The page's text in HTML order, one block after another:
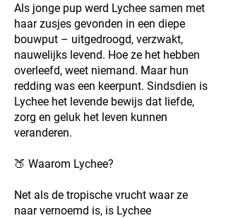
Als jonge pup werd Lychee samen met
haar zusjes gevonden in een diepe
bouwput – uitgedroogd, verzwakt,
nauwelijks levend. Hoe ze het hebben
overleefd, weet niemand. Maar hun
redding was een keerpunt. Sindsdien is
Lychee het levende bewijs dat liefde,
zorg en geluk het leven kunnen
veranderen.
🍑 Waarom Lychee?
Net als de tropische vrucht waar ze
naar vernoemd is, is Lychee